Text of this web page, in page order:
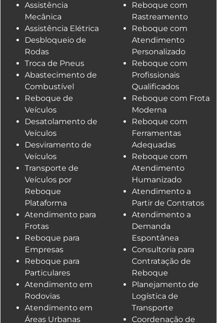
Assistência
Mecânica
Assistência Elétrica
Desbloqueio de
Rodas
Troca de Pneus
Abastecimento de
Combustível
Reboque de
Veículos
Desatolamento de
Veículos
Desviramento de
Veículos
Transporte de
Veículos por
Reboque
Plataforma
Atendimento para
Frotas
Reboque para
Empresas
Reboque para
Particulares
Atendimento em
Rodovias
Atendimento em
Áreas Urbanas
Reboque com
Rastreamento
Reboque com
Atendimento
Personalizado
Reboque com
Profissionais
Qualificados
Reboque com Frota
Moderna
Reboque com
Ferramentas
Adequadas
Reboque com
Atendimento
Humanizado
Atendimento a
Partir de Contratos
Atendimento a
Demanda
Espontânea
Consultoria para
Contratação de
Reboque
Planejamento de
Logística de
Transporte
Coordenação de